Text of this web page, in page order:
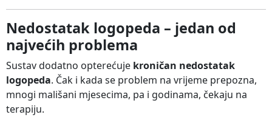
Nedostatak logopeda – jedan od
najvećih problema
Sustav dodatno opterećuje kroničan nedostatak
logopeda. Čak i kada se problem na vrijeme prepozna,
mnogi mališani mjesecima, pa i godinama, čekaju na
terapiju.